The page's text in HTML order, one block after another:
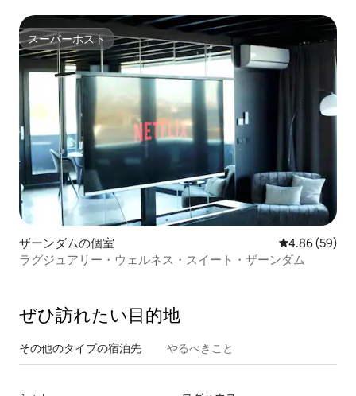
スーパーホスト
スーパーホスト
ザーンダムの個室 レビュー59
4.86 (59)
ラグジュアリー・ウェルネス・スイート・ザーンダム
ぜひ訪⁠れ⁠た⁠い目⁠的⁠地
その他のタ⁠イ⁠プ⁠の宿⁠泊⁠先 やるべきこと